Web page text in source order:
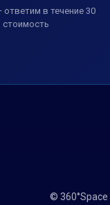
в течение 30
стоимость
©